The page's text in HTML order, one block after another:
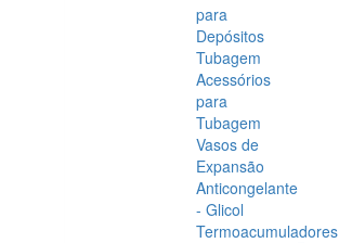
para
Depósitos
Tubagem
Acessórios
para
Tubagem
Vasos de
Expansão
Anticongelante
- Glicol
Termoacumuladores